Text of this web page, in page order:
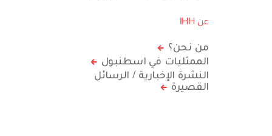
عن IHH
من نحن؟
الممثليات في اسطنبول
النشرة الإخبارية / الرسائل
القصيرة